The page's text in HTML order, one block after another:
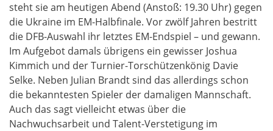
steht sie am heutigen Abend (Anstoß: 19.30 Uhr) gegen
die Ukraine im EM-Halbfinale. Vor zwölf Jahren bestritt
die DFB-Auswahl ihr letztes EM-Endspiel – und gewann.
Im Aufgebot damals übrigens ein gewisser Joshua
Kimmich und der Turnier-Torschützenkönig Davie
Selke. Neben Julian Brandt sind das allerdings schon
die bekanntesten Spieler der damaligen Mannschaft.
Auch das sagt vielleicht etwas über die
Nachwuchsarbeit und Talent-Verstetigung im